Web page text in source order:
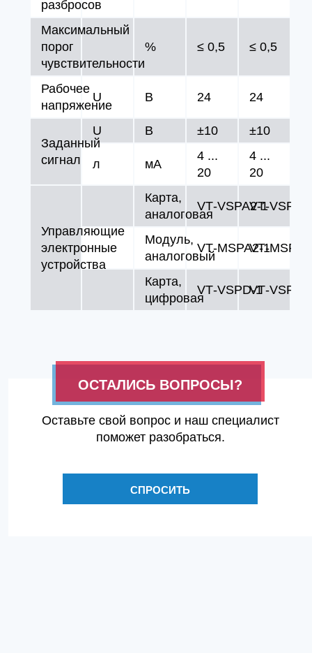
разбросов
Максимальный
порог
чувствительности
% ≤ 0,5 ≤ 0,5
Рабочее
напряжение
U В 24 24
Заданный
сигнал
U В ±10 ±10
л мA
4 ...
20
4 ...
20
Управляющие
электронные
устройства
Карта,
аналоговая
VT‑VSPA2‑1
Модуль,
аналоговый
VT‑MSPA2‑1
Карта,
цифровая
VT‑VSPD‑1
ОСТАЛИСЬ ВОПРОСЫ?
Оставьте свой вопрос и наш специалист
поможет разобраться.
СПРОСИТЬ